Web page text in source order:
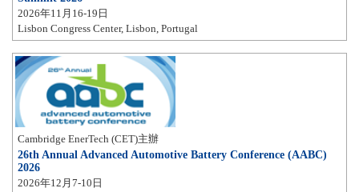
2026年11月16-19日
Lisbon Congress Center, Lisbon, Portugal
Cambridge EnerTech (CET)主辦
26th Annual Advanced Automotive Battery Conference (AABC)
2026
2026年12月7-10日